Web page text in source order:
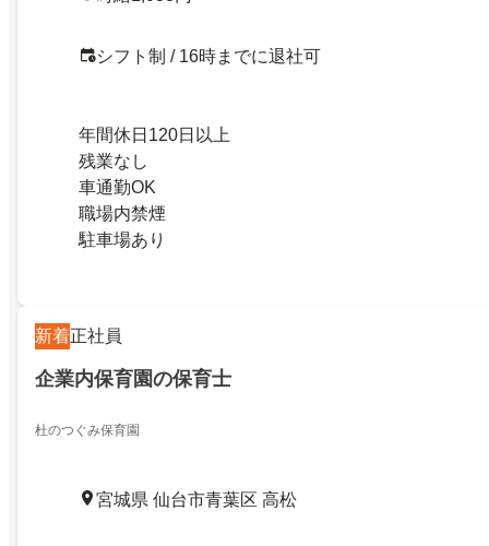
シフト制 / 16時までに退社可
年間休日120日以上
残業なし
車通勤OK
職場内禁煙
駐車場あり
新着正社員
企業内保育園の保育士
杜のつぐみ保育園
宮城県 仙台市青葉区 高松